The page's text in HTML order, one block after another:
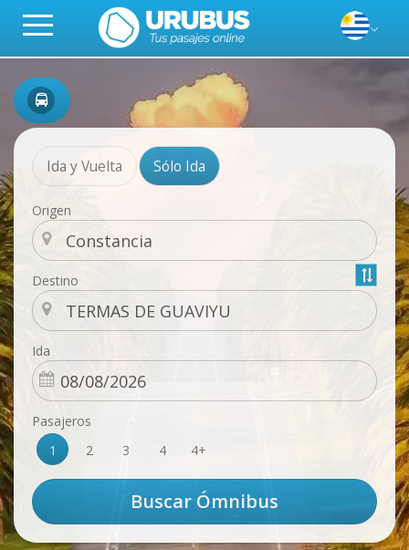
Ida y Vuelta Sólo Ida
Origen
Destino
Ida
Pasajeros
1
2 3 4 4+